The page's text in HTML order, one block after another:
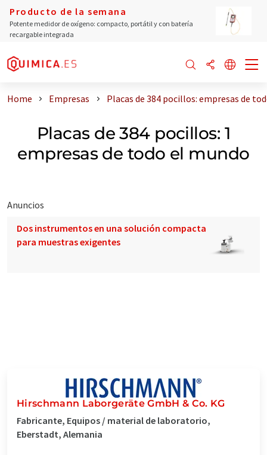
Producto de la semana
Potente medidor de oxígeno: compacto, portátil y con batería
recargable integrada
Home Empresas Placas de 384 pocillos: empresas de
Placas de 384 pocillos: 1
empresas de todo el mundo
Anuncios
Dos instrumentos en una solución compacta
para muestras exigentes
Hirschmann Laborgeräte GmbH & Co. KG
Fabricante, Equipos / material de laboratorio,
Eberstadt, Alemania